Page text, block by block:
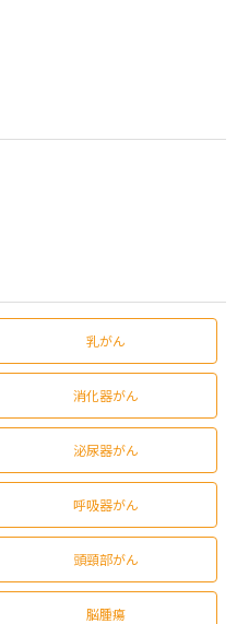
乳がん
消化器がん
泌尿器がん
呼吸器がん
頭頸部がん
脳腫瘍